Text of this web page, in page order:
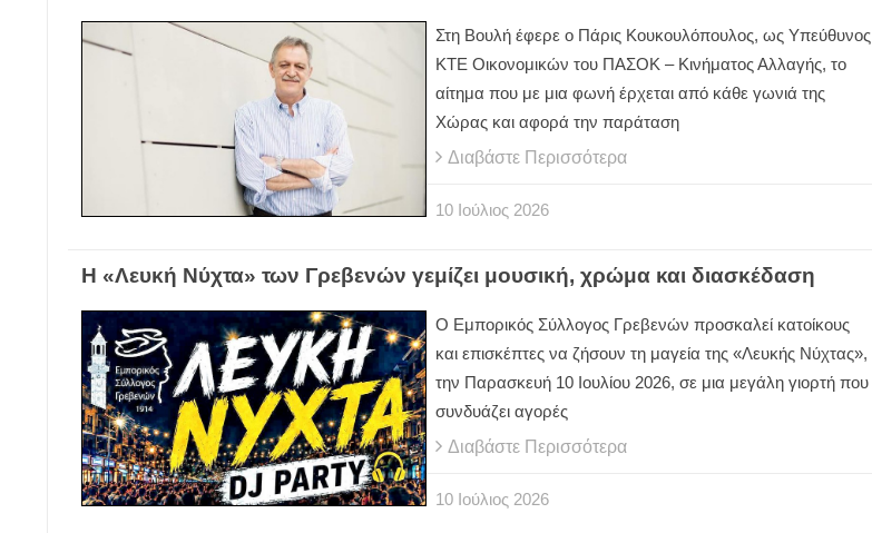
Στη Βουλή έφερε ο Πάρις Κουκουλόπουλος, ως Υπεύθυνος
ΚΤΕ Οικονομικών του ΠΑΣΟΚ – Κινήματος Αλλαγής, το
αίτημα που με μια φωνή έρχεται από κάθε γωνιά της
Χώρας και αφορά την παράταση
Διαβάστε Περισσότερα
10 Ιούλιος 2026
Η «Λευκή Νύχτα» των Γρεβενών γεμίζει μουσική, χρώμα και διασκέδαση
Ο Εμπορικός Σύλλογος Γρεβενών προσκαλεί κατοίκους
και επισκέπτες να ζήσουν τη μαγεία της «Λευκής Νύχτας»,
την Παρασκευή 10 Ιουλίου 2026, σε μια μεγάλη γιορτή που
συνδυάζει αγορές
Διαβάστε Περισσότερα
10 Ιούλιος 2026